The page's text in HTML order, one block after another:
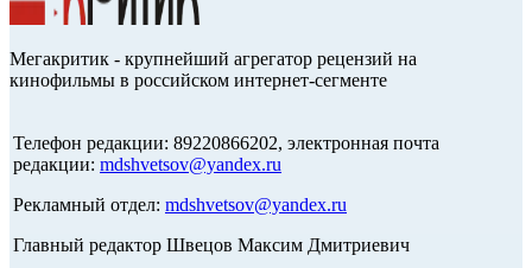
Мегакритик - крупнейший агрегатор рецензий на
кинофильмы в российском интернет-сегменте
Телефон редакции: 89220866202, электронная почта
редакции: mdshvetsov@yandex.ru
Рекламный отдел: mdshvetsov@yandex.ru
Главный редактор Швецов Максим Дмитриевич